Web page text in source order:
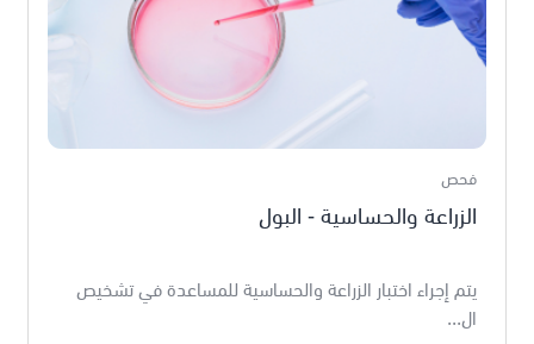
فحص
الزراعة والحساسية - البول
يتم إجراء اختبار الزراعة والحساسية للمساعدة في تشخيص
ال...